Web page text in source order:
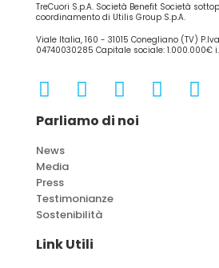
TreCuori S.p.A. Società Benefit Società
coordinamento di Utilis Group S.p.A.
Viale Italia, 160 - 31015 Conegliano (TV) P.Iva
04740030285 Capitale sociale: 1.000.000€
Parliamo di noi
News
Media
Press
Testimonianze
Sostenibilità
Link Utili